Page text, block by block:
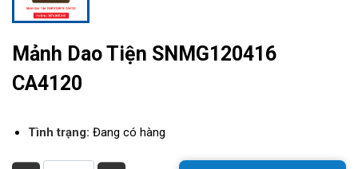
Mảnh Dao Tiện SNMG120416
CA4120
Tình trạng: Đang có hàng